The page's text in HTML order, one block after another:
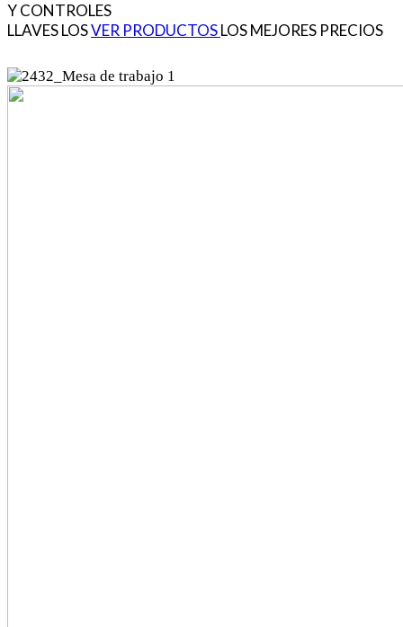
YCONTROLES
LLAVESLOSVER PRODUCTOSLOS MEJORES PRECIOS